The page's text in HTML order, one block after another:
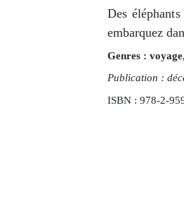
Des
embarquez
Genres :
Publication :
ISBN : 978-2-